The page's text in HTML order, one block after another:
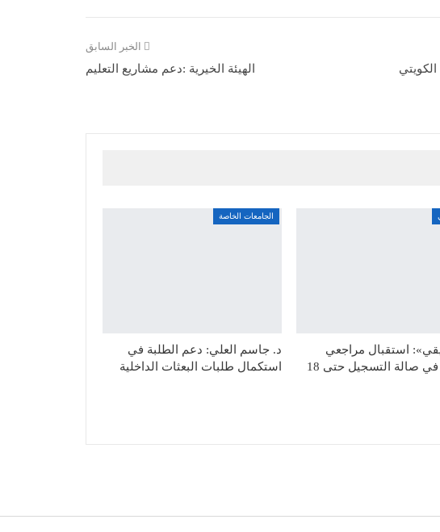
الخبر السابق
الهيئة الخيرية :دعم مشاريع التعليم
الجامعات الخاصة
د. جاسم العلي: دعم الطلبة في
استكمال طلبات البعثات الداخلية
استقبال مراجعي
القبول في صالة التسجيل حتى 18